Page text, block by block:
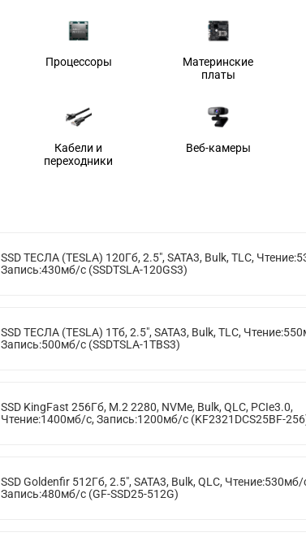
Процессоры
Материнские
платы
Кабели и
переходники
Веб-камеры
SSD ТЕСЛА (TESLA) 120Гб, 2.5", SATA3, Bulk, TLC,
Запись:430мб/с (SSDTSLA-120GS3)
SSD ТЕСЛА (TESLA) 1Тб, 2.5", SATA3, Bulk, TLC,
Запись:500мб/с (SSDTSLA-1TBS3)
SSD KingFast 256Гб, M.2 2280, NVMe, Bulk, QLC, PCIe3.0,
Чтение:1400мб/с, Запись:1200мб/с (KF2321DCS25BF-
SSD Goldenfir 512Гб, 2.5", SATA3, Bulk, QLC, Чтение:530мб/
Запись:480мб/с (GF-SSD25-512G)